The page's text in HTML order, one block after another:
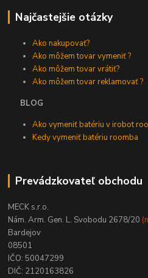
Najčastejšie otázky
Ako nakupovať?
Ako môžem tovar vymeniť ?
Ako môžem tovar vrátiť?
Ako môžem tovar reklamovať ?
BLOG
Ako vymeniť batériu v irobot
Kedy vymeniť batériu roomba
Prevádzkovateľ obchodu
MECK s.r.o.
Nám. Arm. Gen. L. Svobodu 2678/20
Bardejov
08501
IČO: 50047299
DIČ: 2120163826